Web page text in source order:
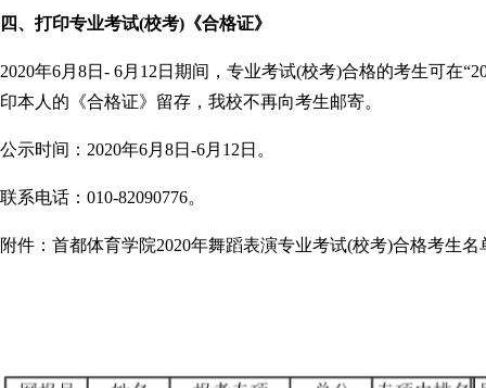
四、打印专业考试(校考)《合格证》
2020年6月8日- 6月12日期间，专业考试(校考)合格的考生可在
印本人的《合格证》留存，我校不再向考生邮寄。
公示时间：2020年6月8日-6月12日。
联系电话：010-82090776。
附件：首都体育学院2020年舞蹈表演专业考试(校考)合格考生名